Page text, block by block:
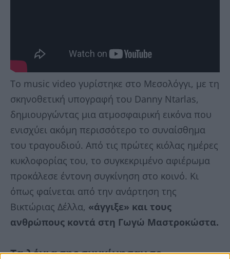
Το music video γυρίστηκε στο Μεσολόγγι, με τη
σκηνοθετική υπογραφή του Danny Ntarlas,
δημιουργώντας μια ατμοσφαιρική εικόνα που
ενισχύει ακόμη περισσότερο το συναίσθημα
του τραγουδιού. Από τις πρώτες κιόλας ημέρες
κυκλοφορίας του, το συγκεκριμένο αφιέρωμα
προκάλεσε έντονη συγκίνηση στο κοινό. Κι
όπως φαίνεται από την ανάρτηση της
Βικτώριας Δέλλα, «άγγιξε» και τους
ανθρώπους κοντά στη Γωγώ Μαστροκώστα.
Τα λόγια της συγκίνησαν το